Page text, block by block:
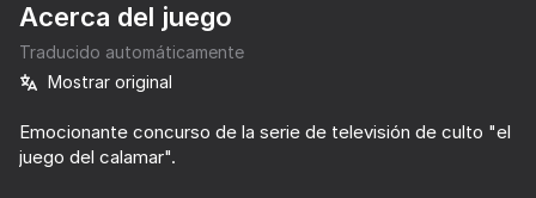
Este juego solo admite orientación paisaje
Acerca del juego
Traducido automáticamente
Mostrar original
Emocionante concurso de la serie de televisión de culto "el
juego del calamar".